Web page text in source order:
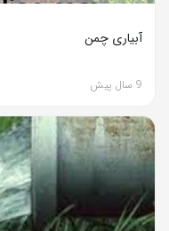
آبیاری چمن
9 سال پیش